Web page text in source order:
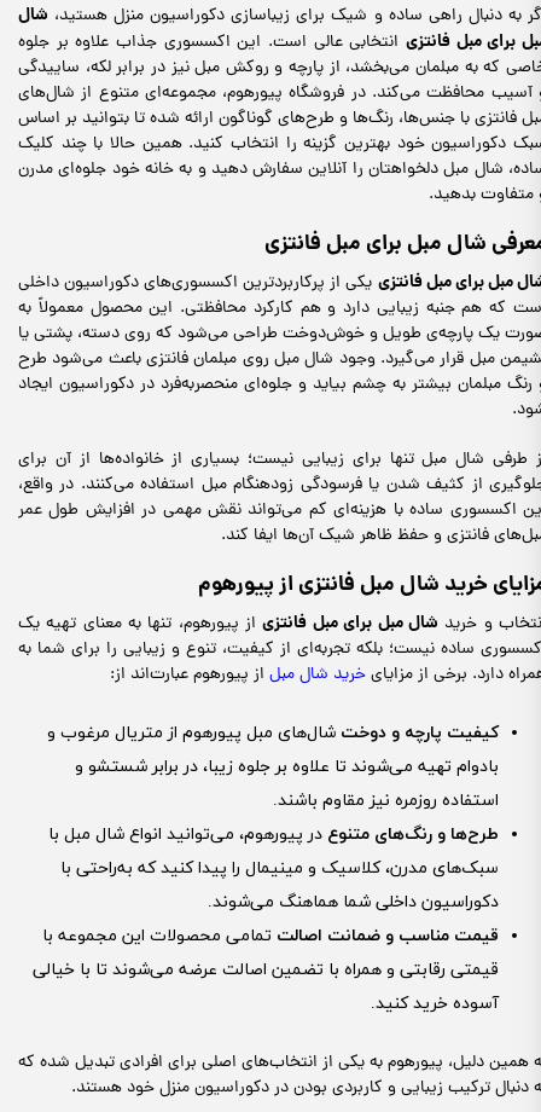
به دنبال راهی ساده و شیک برای زیباسازی دکوراسیون منزل هستید، شال
برای مبل فانتزی انتخابی عالی است. این اکسسوری جذاب علاوه بر جلوه
که به مبلمان می‌بخشد، از پارچه و روکش مبل نیز در برابر لکه، ساییدگی
آسیب محافظت می‌کند. در فروشگاه پیورهوم، مجموعه‌ای متنوع از شال‌های
فانتزی با جنس‌ها، رنگ‌ها و طرح‌های گوناگون ارائه شده تا بتوانید بر اساس
دکوراسیون خود بهترین گزینه را انتخاب کنید. همین حالا با چند کلیک
شال مبل دلخواهتان را آنلاین سفارش دهید و به خانه خود جلوه‌ای مدرن
متفاوت بدهید.
شال مبل برای مبل فانتزی
مبل برای مبل فانتزی یکی از پرکاربردترین اکسسوری‌های دکوراسیون داخلی
که هم جنبه زیبایی دارد و هم کارکرد محافظتی. این محصول معمولاً به
یک پارچه‌ی طویل و خوش‌دوخت طراحی می‌شود که روی دسته، پشتی یا
مبل قرار می‌گیرد. وجود شال مبل روی مبلمان فانتزی باعث می‌شود طرح
رنگ مبلمان بیشتر به چشم بیاید و جلوه‌ای منحصربه‌فرد در دکوراسیون ایجاد
طرفی شال مبل تنها برای زیبایی نیست؛ بسیاری از خانواده‌ها از آن برای
از کثیف شدن یا فرسودگی زودهنگام مبل استفاده می‌کنند. در واقع،
اکسسوری ساده با هزینه‌ای کم می‌تواند نقش مهمی در افزایش طول عمر
فانتزی و حفظ ظاهر شیک آن‌ها ایفا کند.
خرید شال مبل فانتزی از پیورهوم
و خرید شال مبل برای مبل فانتزیاز پیورهوم، تنها به معنای تهیه یک
ساده نیست؛ بلکه تجربه‌ای از کیفیت، تنوع و زیبایی را برای شما به
دارد. برخی از مزایایخرید شال مبل از پیورهوم عبارت‌اند از:
کیفیت پارچه و دوخت شال‌های مبل پیورهوم از متریال مرغوب و
بادوام تهیه می‌شوند تا علاوه بر جلوه زیبا، در برابر شستشو و
استفاده روزمره نیز مقاوم باشند.
طرح‌ها و رنگ‌های متنوع در پیورهوم، می‌توانید انواع شال مبل با
سبک‌های مدرن، کلاسیک و مینیمال را پیدا کنید که به‌راحتی با
دکوراسیون داخلی شما هماهنگ می‌شوند.
قیمت مناسب و ضمانت اصالت تمامی محصولات این مجموعه با
قیمتی رقابتی و همراه با تضمین اصالت عرضه می‌شوند تا با خیالی
آسوده خرید کنید.
همین دلیل، پیورهوم به یکی از انتخاب‌های اصلی برای افرادی تبدیل شده که
دنبال ترکیب زیبایی و کاربردی بودن در دکوراسیون منزل خود هستند.